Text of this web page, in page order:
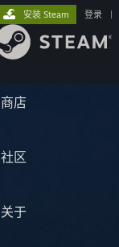
商店
社区
关于
安装 Steam 登录